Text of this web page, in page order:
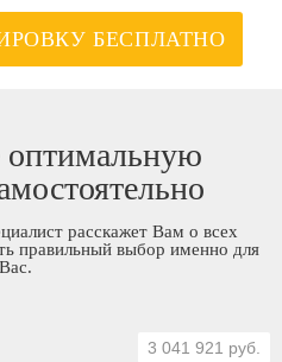
БЕСПЛАТНО
оптимальную
расскажет Вам о всех
правильный выбор именно для
Вас.
3 041 921 руб.